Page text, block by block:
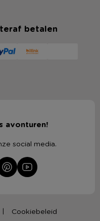
betalen
avonturen!
social media.
Cookiebeleid